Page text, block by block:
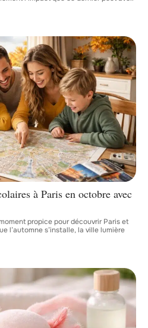
à Paris en octobre avec
propice pour découvrir Paris et
l’automne s’installe, la ville lumière